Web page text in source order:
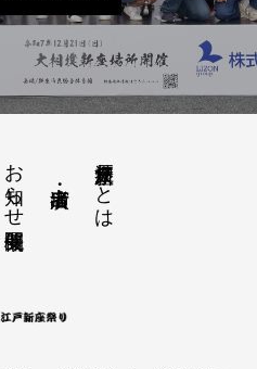
大江戸新座祭りとは
お知らせ開催概要